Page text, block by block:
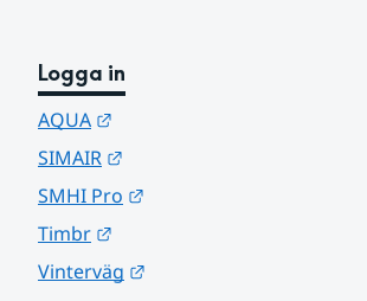
Logga in
AQUA
SIMAIR
SMHI Pro
Timbr
Vinterväg